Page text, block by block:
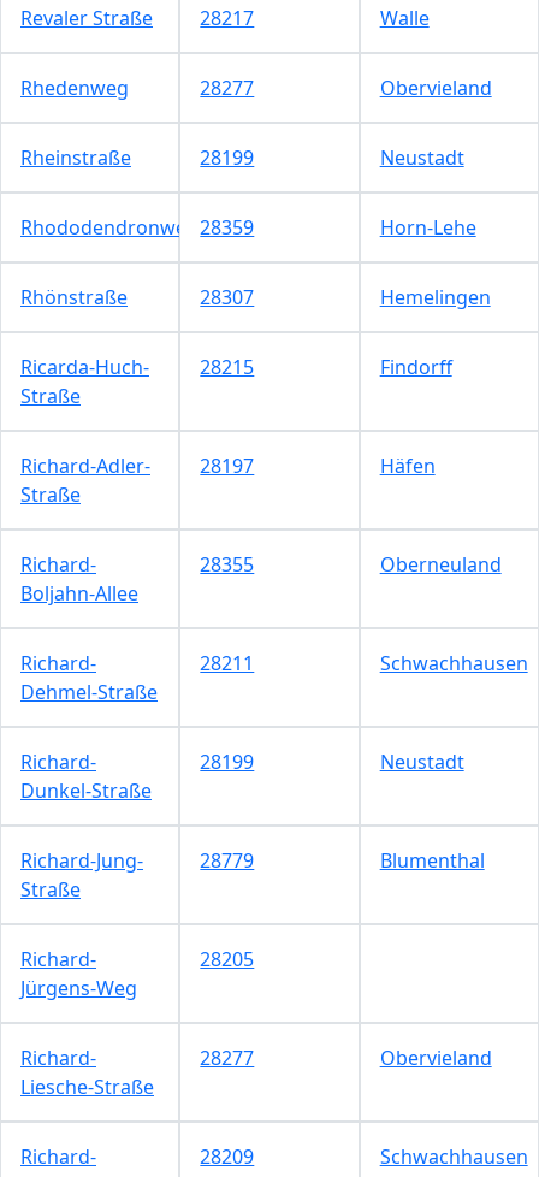
Revaler Straße 28217 Walle
Rhedenweg 28277 Obervieland
Rheinstraße 28199 Neustadt
Rhododendronweg 28359 Horn-Lehe
Rhönstraße 28307 Hemelingen
Ricarda-Huch-
Straße
28215 Findorff
Richard-Adler-
Straße
28197 Häfen
Richard-
Boljahn-Allee
28355 Oberneuland
Richard-
Dehmel-Straße
28211 Schwachhausen
Richard-
Dunkel-Straße
28199 Neustadt
Richard-Jung-
Straße
28779 Blumenthal
Richard-
Jürgens-Weg
28205
Richard-
Liesche-Straße
28277 Obervieland
Richard-
28209 Schwachhausen